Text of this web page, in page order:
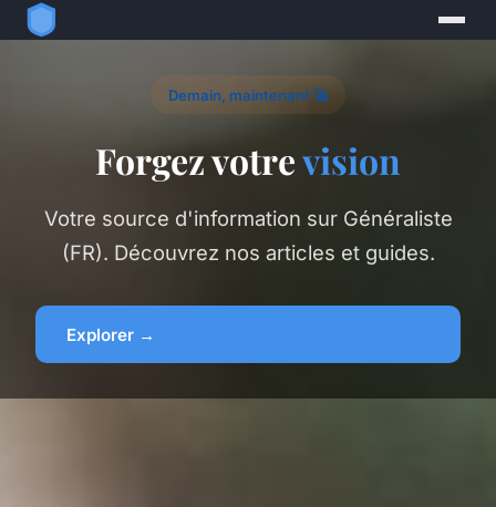
Demain, maintenant 🚀
Forgez votrevision
Votre source d'information sur Généraliste
(FR). Découvrez nos articles et guides.
Explorer →